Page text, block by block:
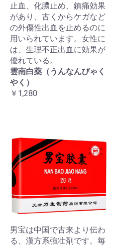
止血、化膿止め、鎮痛効果
があり、古くからケガなど
の外傷性出血を止めるのに
用いられています。女性に
は、生理不正出血に効果が
優れている。
雲南白薬（うんなんびゃく
やく）
￥1,280
男宝は中国で古来より伝わ
る、漢方系強壮剤です。毎